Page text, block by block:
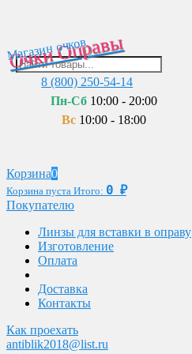
Очки Оправы
Магазин очков
8 (800) 250-54-14
Пн-Сб 10:00 - 20:00
Вс 10:00 - 18:00
Корзина0
Корзина пуста Итого: 0 ₽
Покупателю
Линзы для вставки в оправу
Изготовление
Оплата
Доставка
Контакты
Как проехать
antiblik2018@list.ru